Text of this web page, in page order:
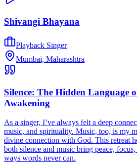
Shivangi Bhayana
Playback Singer
Mumbai, Maharashtra
Silence: The Hidden Language
Awakening
As a singer, I’ve always felt a deep
music, and spirituality. Music, too, is my
divine connection with God. This retreat
both silence and music bring peace,
ways words never can.